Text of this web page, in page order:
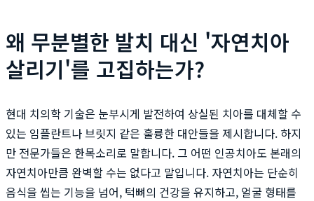
왜 무분별한 발치 대신 '자연치아
살리기'를 고집하는가?
현대 치의학 기술은 눈부시게 발전하여 상실된 치아를 대체할 수
있는 임플란트나 브릿지 같은 훌륭한 대안들을 제시합니다. 하지
만 전문가들은 한목소리로 말합니다. 그 어떤 인공치아도 본래의
자연치아만큼 완벽할 수는 없다고 말입니다. 자연치아는 단순히
음식을 씹는 기능을 넘어, 턱뼈의 건강을 유지하고, 얼굴 형태를